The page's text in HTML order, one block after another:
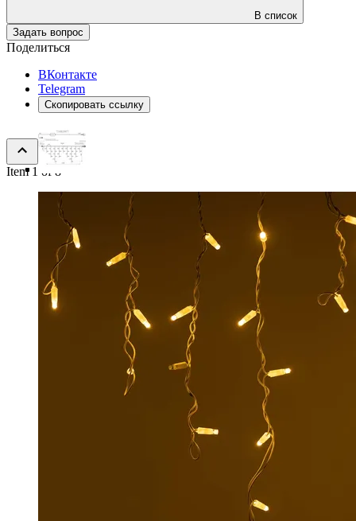
В список
Задать вопрос
Поделиться
ВКонтакте
Telegram
Скопировать ссылку
Item 1 of 8